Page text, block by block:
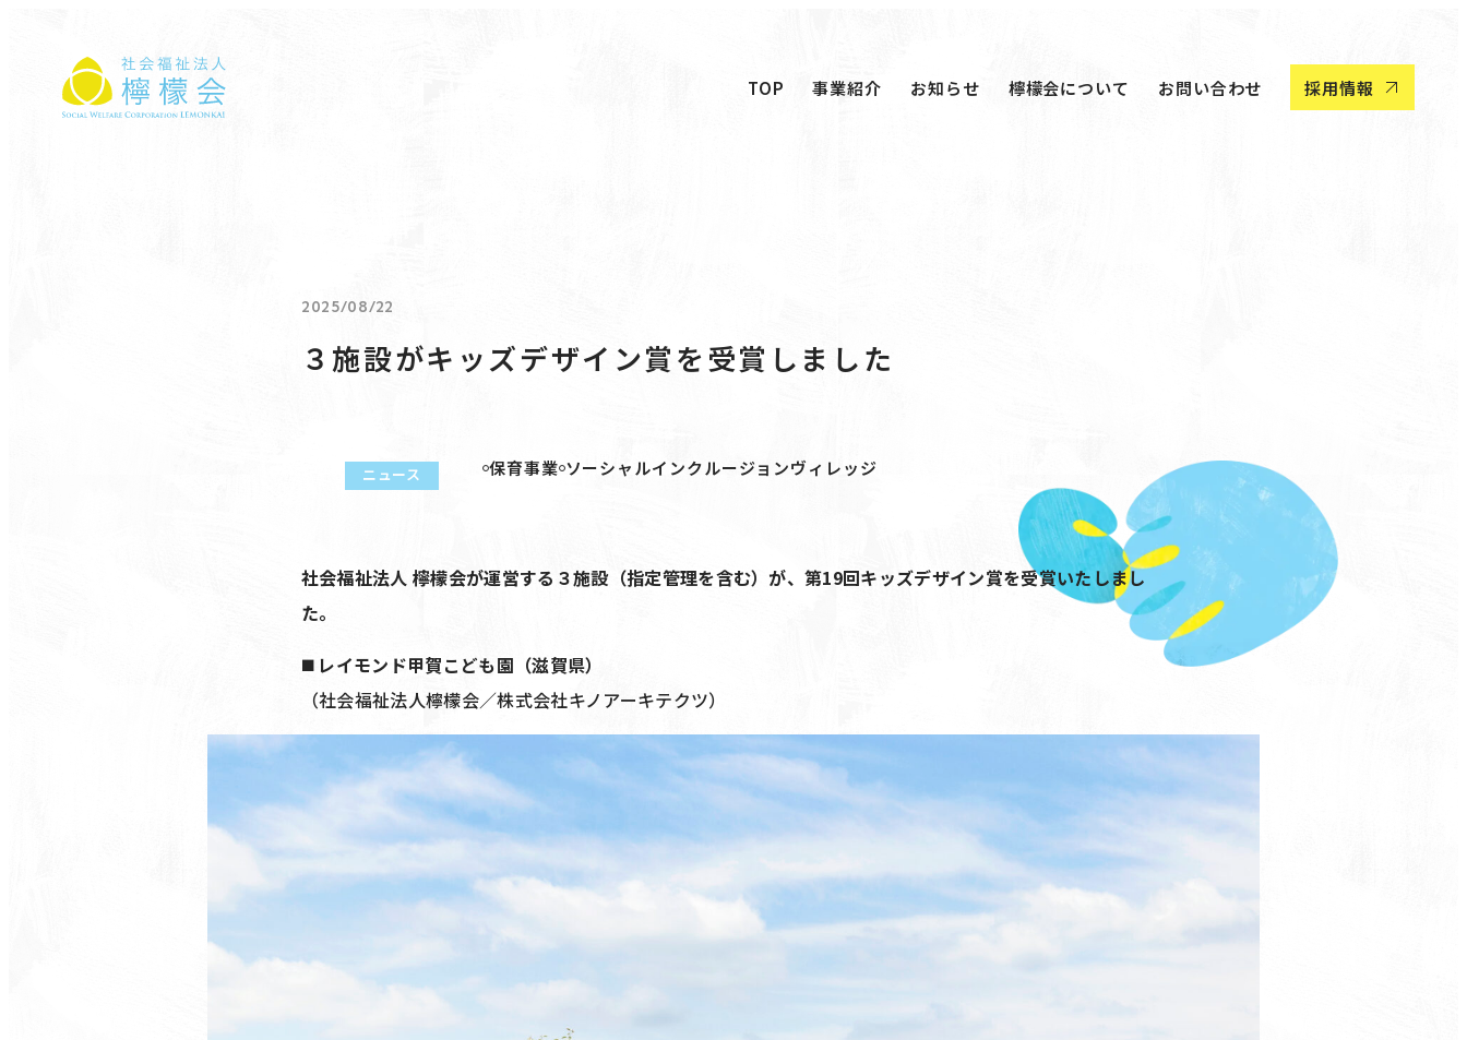
社会福祉法人 檸檬会
TOP
事業紹介
お知らせ
檸檬会について
お問い合わせ
採用情報
2025/08/22
３施設がキッズデザイン賞を受賞しました
ニュース 保育事業 ソーシャルインクルージョンヴィレッジ
社会福祉法人 檸檬会が運営する３施設（指定管理を含む）が、第19回キッズデザイン賞を受賞いたしまし
た。
◼️ レイモンド甲賀こども園（滋賀県）
（社会福祉法人檸檬会／株式会社キノアーキテクツ）